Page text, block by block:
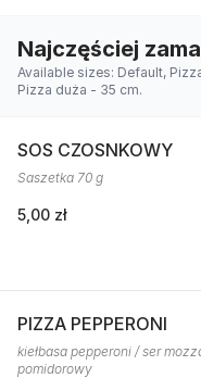
Najczęściej
Available sizes: Default,
Pizza duża - 35 cm.
SOS CZOSNKOWY
Saszetka 70 g
5,00 zł
PIZZA PEPPERONI
kiełbasa pepperoni / ser
pomidorowy